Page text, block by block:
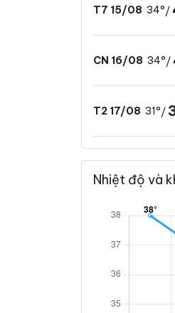
T7 15/08 34°/
CN 16/08 34°/
T2 17/08 31°/
Nhiệt độ và